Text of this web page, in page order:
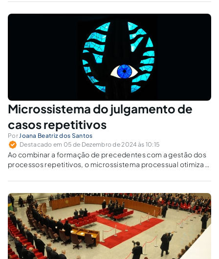
Microssistema do julgamento de
casos repetitivos
PorJoana Beatriz dos Santos
Destacado em 05 de Dezembro de 2024 às 10:15
Ao combinar a formação de precedentes com a gestão dos
processos repetitivos, o microssistema processual otimiza a
uniformidade na aplicação do direito.